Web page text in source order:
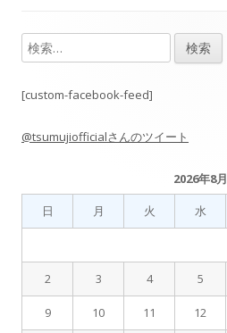
メ
イ
ン
イ
検
索:
[custom-facebook-feed]
@tsumujiofficialさんのツイート
2026年8月
日
月 火 水
2 3 4 5
9 10 11 12